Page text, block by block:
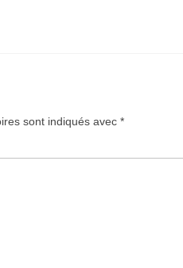
sont indiqués avec *